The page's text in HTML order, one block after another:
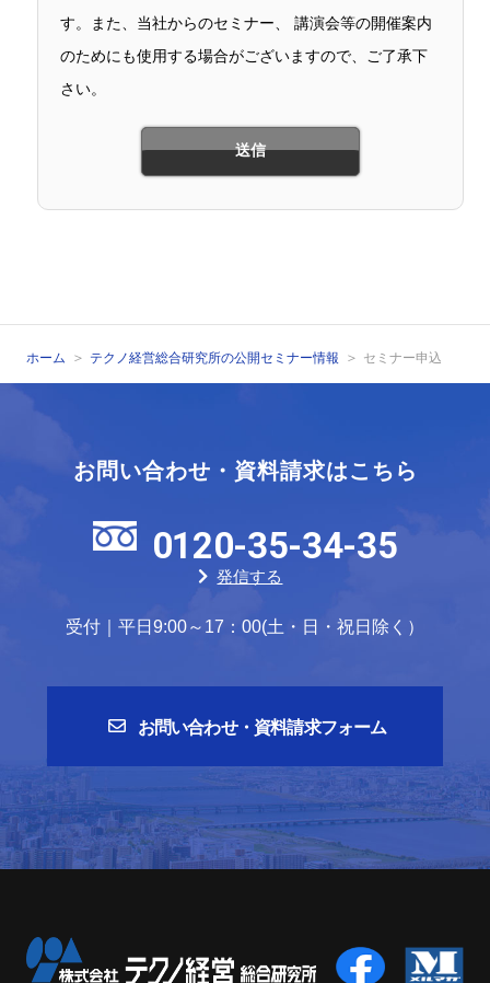
す。また、当社からのセミナー、 講演会等の開催案内
のためにも使用する場合がございますので、ご了承下
さい。
ホーム テクノ経営総合研究所の公開セミナー情報 セミナー申込
お問い合わせ・資料請求はこちら
0120-35-34-35
発信する
受付｜平日9:00～17：00(土・日・祝日除く）
お問い合わせ・資料請求フォーム